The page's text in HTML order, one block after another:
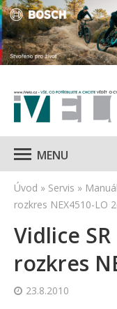
MENU
Úvod » Servis »
rozkres NEX4510-LO
Vidlice
rozkres
23.8.2010